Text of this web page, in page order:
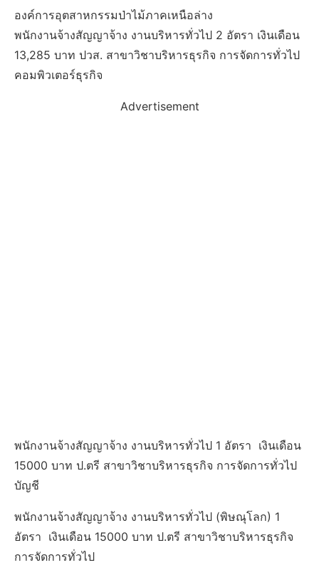
องค์การอุตสาหกรรมป่าไม้ภาคเหนือล่าง
พนักงานจ้างสัญญาจ้าง งานบริหารทั่วไป 2 อัตรา เงินเดือน
13,285 บาท ปวส. สาขาวิชาบริหารธุรกิจ การจัดการทั่วไป
คอมพิวเตอร์ธุรกิจ
Advertisement
พนักงานจ้างสัญญาจ้าง งานบริหารทั่วไป 1 อัตรา เงินเดือน
15000 บาท ป.ตรี สาขาวิชาบริหารธุรกิจ การจัดการทั่วไป
บัญชี
พนักงานจ้างสัญญาจ้าง งานบริหารทั่วไป (พิษณุโลก) 1
อัตรา เงินเดือน 15000 บาท ป.ตรี สาขาวิชาบริหารธุรกิจ
การจัดการทั่วไป